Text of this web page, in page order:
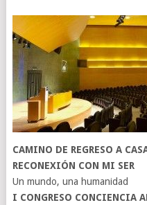
CAMINO DE REGRESO A
RECONEXIÓN CON MI SER
Un mundo, una humanidad
I CONGRESO CONCIENCIA